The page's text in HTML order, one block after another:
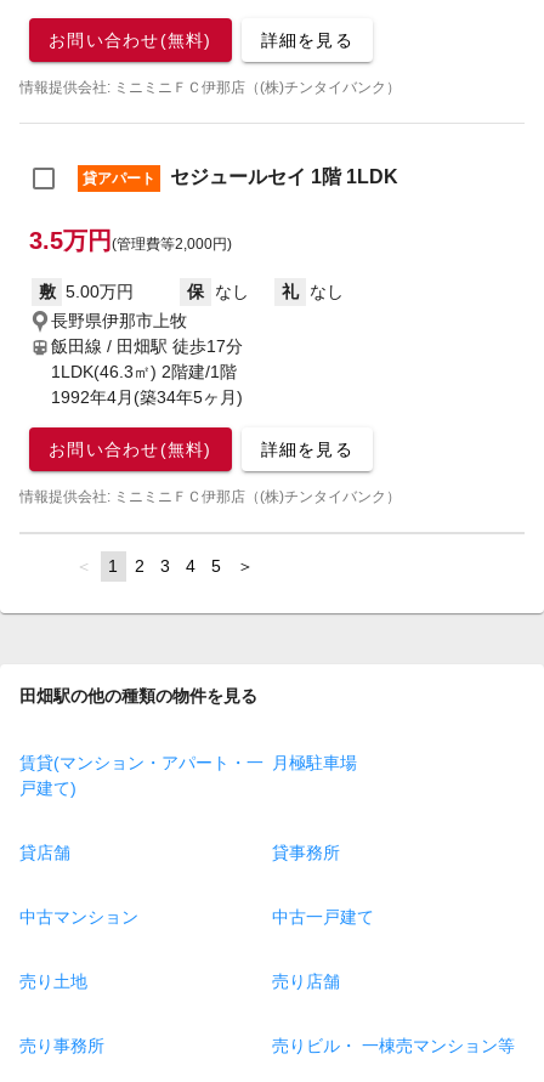
お問い合わせ(無料) 詳細を見る
情報提供会社: ミニミニＦＣ伊那店（(株)チンタイバンク）
貸アパート セジュールセイ 1階 1LDK
3.5万円 (管理費等2,000円)
敷 5.00万円 保 なし 礼
なし
長野県伊那市上牧
飯田線 / 田畑駅 徒歩17分
1LDK(46.3㎡) 2階建/1階
1992年4月(築34年5ヶ月)
お問い合わせ(無料) 詳細を見る
情報提供会社: ミニミニＦＣ伊那店（(株)チンタイバンク）
page
You're
page
1 page
2 page
3 page
4 page
5 page
田畑駅の他の種類の物件を見る
賃貸(マンション・アパート・一
戸建て)
月極駐車場
貸店舗 貸事務所
中古マンション 中古一戸建て
売り土地 売り店舗
売り事務所 売りビル・ 一棟売マンション等